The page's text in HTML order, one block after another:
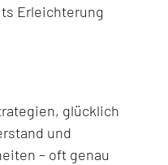
Erleichterung
glücklich
und
– oft genau